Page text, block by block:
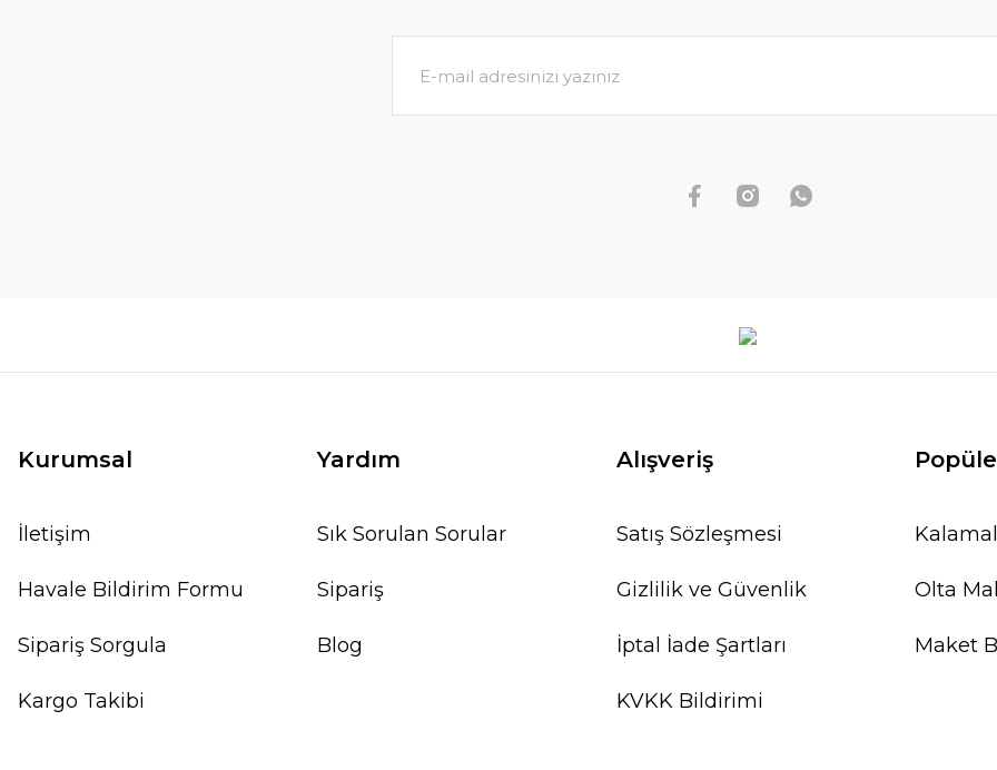
Kurumsal
İletişim
Havale Bildirim Formu
Sipariş Sorgula
Kargo Takibi
Yardım
Sık Sorulan Sorular
Sipariş
Blog
Alışveriş
Satış Sözleşmesi
Gizlilik ve Güvenlik
İptal İade Şartları
KVKK Bildirimi
Olta
Maket